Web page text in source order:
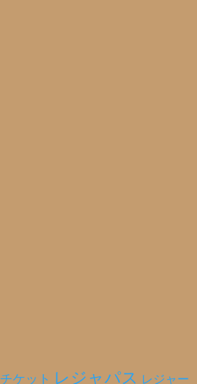
チケット レジャパス レジャー